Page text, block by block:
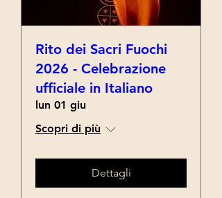
Rito dei Sacri Fuochi
2026 - Celebrazione
ufficiale in Italiano
lun 01 giu
Scopri di più
Dettagli